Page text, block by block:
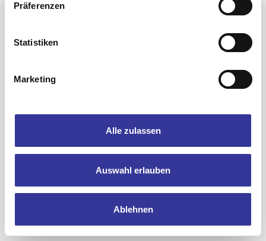
Präferenzen
Statistiken
Marketing
Alle zulassen
Auswahl erlauben
Ablehnen